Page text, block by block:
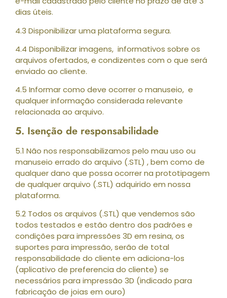
dias úteis.
4.3 Disponibilizar uma plataforma segura.
4.4 Disponibilizar imagens, informativos sobre os
arquivos ofertados, e condizentes com o que será
enviado ao cliente.
4.5 Informar como deve ocorrer o manuseio, e
qualquer informação considerada relevante
relacionada ao arquivo.
5. Isenção de responsabilidade
5.1 Não nos responsabilizamos pelo mau uso ou
manuseio errado do arquivo (.STL) , bem como de
qualquer dano que possa ocorrer na prototipagem
de qualquer arquivo (.STL) adquirido em nossa
plataforma.
5.2 Todos os arquivos (.STL) que vendemos são
todos testados e estão dentro dos padrões e
condições para impressões 3D em resina, os
suportes para impressão, serão de total
responsabilidade do cliente em adiciona-los
(aplicativo de preferencia do cliente) se
necessários para impressão 3D (indicado para
fabricação de joias em ouro)